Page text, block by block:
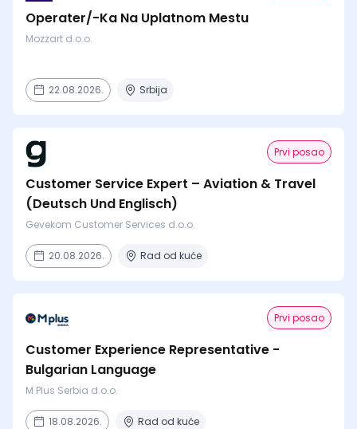
Operater/-Ka Na Uplatnom Mestu
Mozzart d.o.o.
22.08.2026. Srbija
Prvi posao
Customer Service Expert – Aviation & Travel
(Deutsch Und Englisch)
Gevekom Customer Services d.o.o.
20.08.2026. Rad od kuće
Prvi posao
Customer Experience Representative -
Bulgarian Language
M Plus Serbia d.o.o.
18.08.2026. Rad od kuće